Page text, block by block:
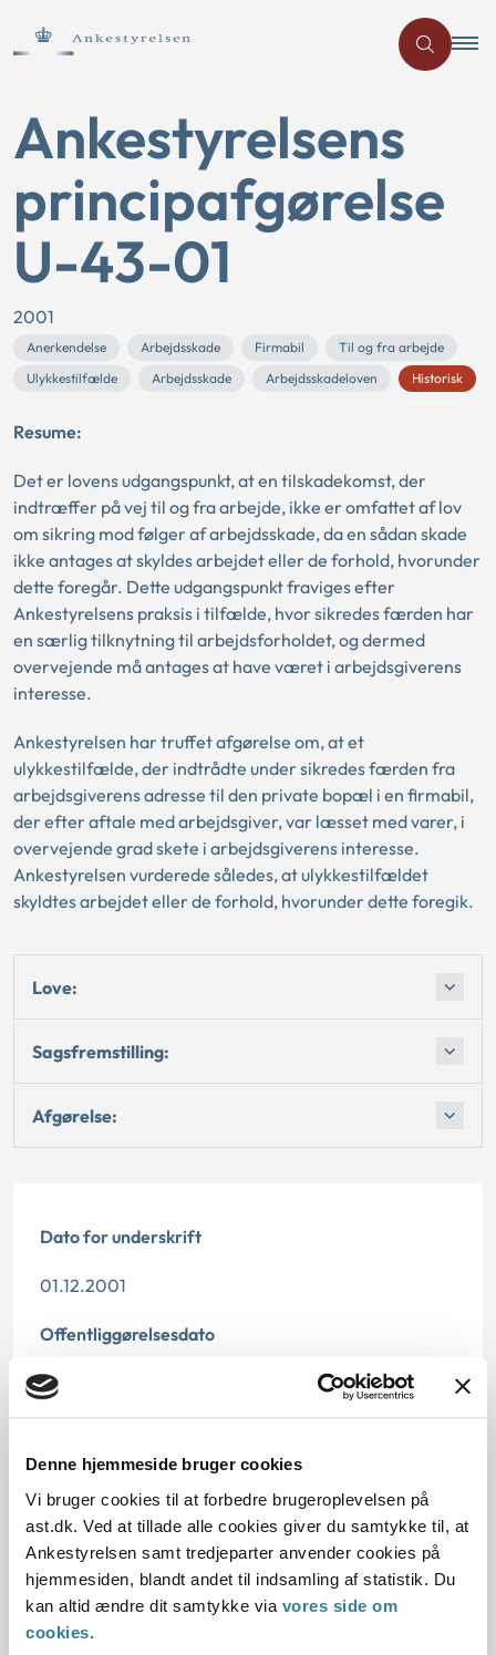
Denne hjemmeside bruger cookies
Vi bruger cookies til at forbedre brugeroplevelsen på
ast.dk. Ved at tillade alle cookies giver du samtykke til, at
Ankestyrelsen samt tredjeparter anvender cookies på
hjemmesiden, blandt andet til indsamling af statistik. Du
kan altid ændre dit samtykke via vores side om
cookies.
Ankestyrelsens
principafgørelse
U-43-01
2001
Anerkendelse Arbejdsskade Firmabil
Til og fra arbejde
Ulykkestilfælde
Arbejdsskade Arbejdsskadeloven Historisk
Resume:
Det er lovens udgangspunkt, at en tilskadekomst, der
indtræffer på vej til og fra arbejde, ikke er omfattet af lov
om sikring mod følger af arbejdsskade, da en sådan skade
ikke antages at skyldes arbejdet eller de forhold, hvorunder
dette foregår. Dette udgangspunkt fraviges efter
Ankestyrelsens praksis i tilfælde, hvor sikredes færden har
en særlig tilknytning til arbejdsforholdet, og dermed
overvejende må antages at have været i arbejdsgiverens
interesse.
Ankestyrelsen har truffet afgørelse om, at et
ulykkestilfælde, der indtrådte under sikredes færden fra
arbejdsgiverens adresse til den private bopæl i en firmabil,
der efter aftale med arbejdsgiver, var læsset med varer, i
overvejende grad skete i arbejdsgiverens interesse.
Ankestyrelsen vurderede således, at ulykkestilfældet
skyldtes arbejdet eller de forhold, hvorunder dette foregik.
Love:
Sagsfremstilling:
Afgørelse:
Dato for underskrift
01.12.2001
Offentliggørelsesdato
11.07.2013
november 2019, idet den er erstattet af
Paragraf
§ 9
Journalnummer